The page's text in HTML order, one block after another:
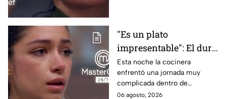
"Es un plato
impresentable": El duro
regaño que hizo llorar a
Michelle dentro de
MasterChef 24/7
Esta noche la cocinera
enfrentó una jornada muy
complicada dentro de
MasterChef 24/7.
06 agosto, 2026